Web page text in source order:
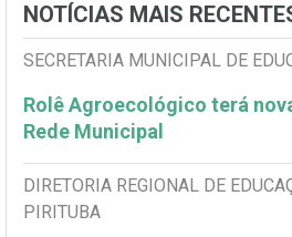
NOTÍCIAS MAIS
SECRETARIA MUNICIPAL DE
Rolê Agroecológico terá
Rede Municipal
DIRETORIA REGIONAL DE
PIRITUBA